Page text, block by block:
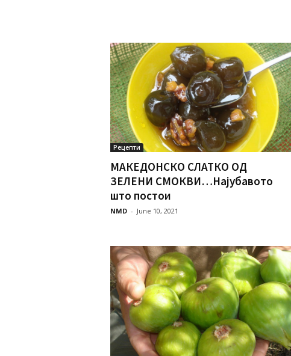
Рецепти
МАКЕДОНСКО СЛАТКО ОД
ЗЕЛЕНИ СМОКВИ…Најубавото
што постои
NMD - June 10, 2021